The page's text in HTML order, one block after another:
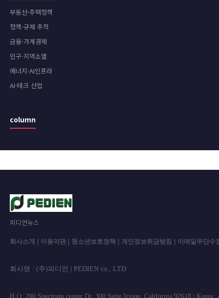
부동산·주택정책
정책·규제 추적
금융·가계경제
인구·지역소멸
에너지·AI인프라
AI·테크 산업
column
피디언뉴스
회사소개 이용약관 청소년보호정책 개인정보취급방침 이메일무단수
회사명 : (주)피디언 | PEDIEN co.,
H.Q: 200 Spectrum center Dr. 300 Suite Irvine, California 92618 | Korea: